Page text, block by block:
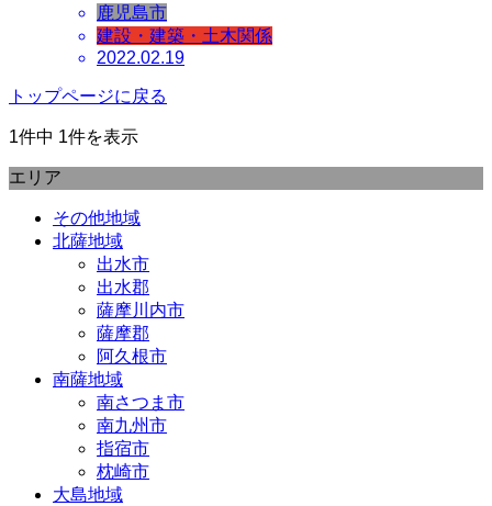
鹿児島市
建設・建築・土木関係
2022.02.19
トップページに戻る
1件中 1件を表示
エリア
その他地域
北薩地域
出水市
出水郡
薩摩川内市
薩摩郡
阿久根市
南薩地域
南さつま市
南九州市
指宿市
枕崎市
大島地域